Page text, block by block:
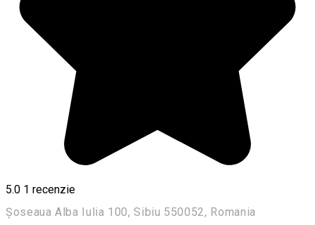
5.0 1 recenzie
Șoseaua Alba Iulia 100, Sibiu 550052, Romania